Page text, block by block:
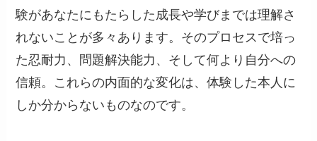
験があなたにもたらした成長や学びまでは理解さ
れないことが多々あります。そのプロセスで培っ
た忍耐力、問題解決能力、そして何より自分への
信頼。これらの内面的な変化は、体験した本人に
しか分からないものなのです。